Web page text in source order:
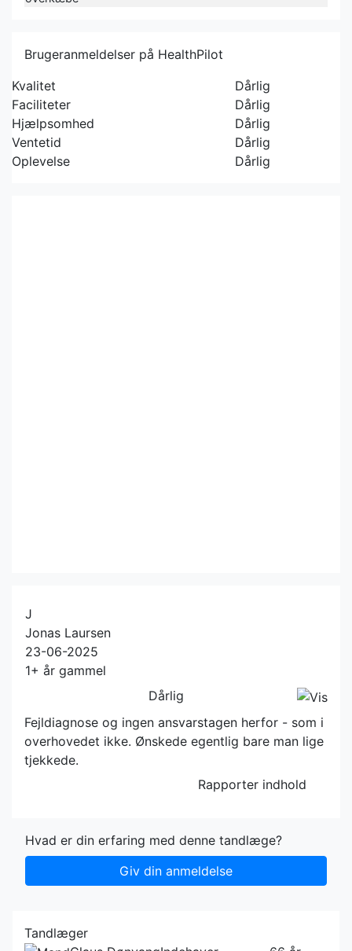
Brugeranmeldelser på HealthPilot
Kvalitet
Dårlig
Faciliteter
Dårlig
Hjælpsomhed
Dårlig
Ventetid
Dårlig
Oplevelse
Dårlig
J
Jonas Laursen
23-06-2025
1+ år gammel
Dårlig
Fejldiagnose og ingen ansvarstagen herfor - som i
overhovedet ikke. Ønskede egentlig bare man lige
tjekkede.
Rapporter indhold
Hvad er din erfaring med denne tandlæge?
Giv din anmeldelse
Tandlæger